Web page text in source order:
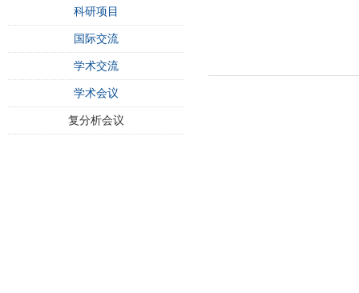
科研项目
国际交流
学术交流
学术会议
复分析会议